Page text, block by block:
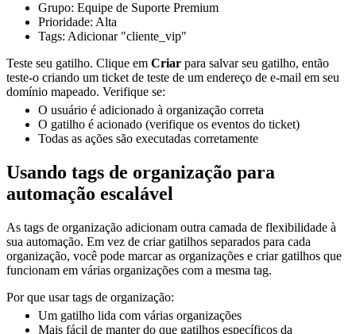
Grupo: Equipe de Suporte Premium
Prioridade: Alta
Tags: Adicionar "cliente_vip"
Teste seu gatilho. Clique em Criar para salvar seu gatilho, então
teste-o criando um ticket de teste de um endereço de e-mail em seu
domínio mapeado. Verifique se:
O usuário é adicionado à organização correta
O gatilho é acionado (verifique os eventos do ticket)
Todas as ações são executadas corretamente
Usando tags de organização para
automação escalável
As tags de organização adicionam outra camada de flexibilidade à
sua automação. Em vez de criar gatilhos separados para cada
organização, você pode marcar as organizações e criar gatilhos que
funcionam em várias organizações com a mesma tag.
Por que usar tags de organização:
Um gatilho lida com várias organizações
Mais fácil de manter do que gatilhos específicos da